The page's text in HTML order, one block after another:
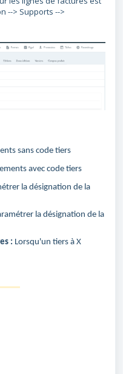
--> Supports -->
sans code tiers
avec code tiers
la désignation de la
la désignation de la
: Lorsqu'un tiers à X